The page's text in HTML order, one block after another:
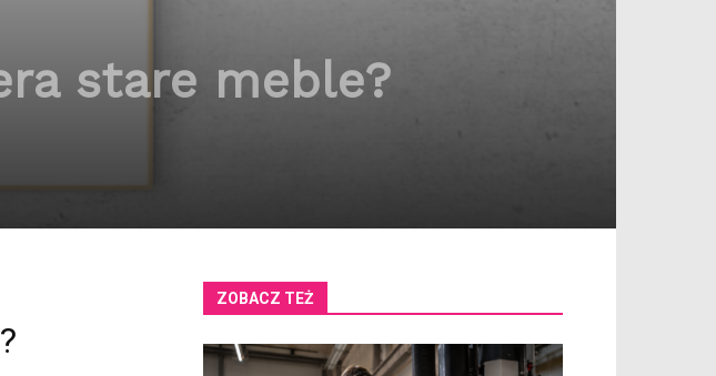
stare meble?
ZOBACZ TEŻ